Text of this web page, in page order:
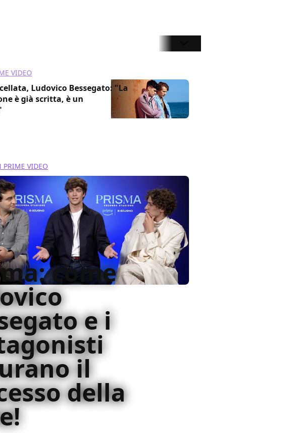
VIDEO
Ludovico Bessegato: "La
è già scritta, è un
PRIME VIDEO
come
e i
il
della